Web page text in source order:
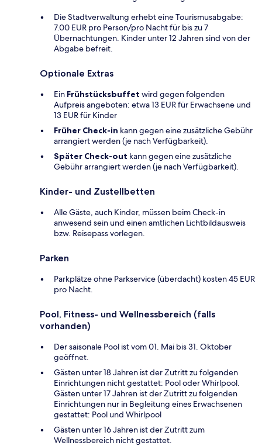
Die Stadtverwaltung erhebt eine Tourismusabgabe:
7.00 EUR pro Person/pro Nacht für bis zu 7
Übernachtungen. Kinder unter 12 Jahren sind von der
Abgabe befreit.
Optionale Extras
Ein Frühstücksbuffet wird gegen folgenden
Aufpreis angeboten: etwa 13 EUR für Erwachsene und
13 EUR für Kinder
Früher Check-in kann gegen eine zusätzliche Gebühr
arrangiert werden (je nach Verfügbarkeit).
Später Check-out kann gegen eine zusätzliche
Gebühr arrangiert werden (je nach Verfügbarkeit).
Kinder- und Zustellbetten
Alle Gäste, auch Kinder, müssen beim Check-in
anwesend sein und einen amtlichen Lichtbildausweis
bzw. Reisepass vorlegen.
Parken
Parkplätze ohne Parkservice (überdacht) kosten 45 EUR
pro Nacht.
Pool, Fitness- und Wellnessbereich (falls
vorhanden)
Der saisonale Pool ist vom 01. Mai bis 31. Oktober
geöffnet.
Gästen unter 18 Jahren ist der Zutritt zu folgenden
Einrichtungen nicht gestattet: Pool oder Whirlpool.
Gästen unter 17 Jahren ist der Zutritt zu folgenden
Einrichtungen nur in Begleitung eines Erwachsenen
gestattet: Pool und Whirlpool
Gästen unter 16 Jahren ist der Zutritt zum
Wellnessbereich nicht gestattet.